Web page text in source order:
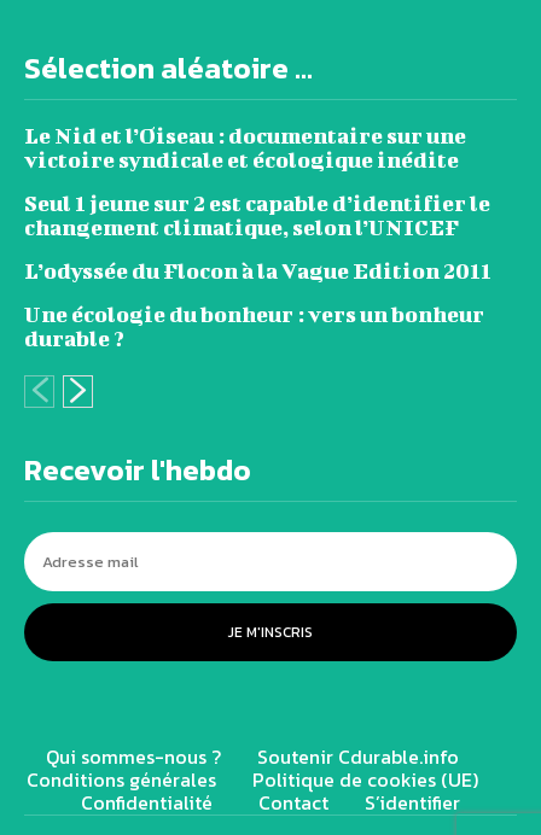
Sélection aléatoire ...
Le Nid et l’Oiseau : documentaire sur une
victoire syndicale et écologique inédite
Seul 1 jeune sur 2 est capable d’identifier le
changement climatique, selon l’UNICEF
L’odyssée du Flocon à la Vague Edition 2011
Une écologie du bonheur : vers un bonheur
durable ?
Recevoir l'hebdo
JE M'INSCRIS
Qui sommes-nous ? Soutenir Cdurable.info
Conditions générales Politique de cookies (UE)
Confidentialité Contact S’identifier